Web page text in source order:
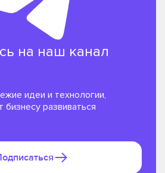
на наш канал
идеи и технологии,
развиваться